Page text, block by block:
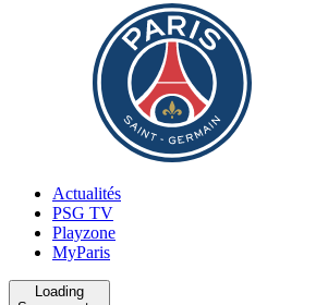
Actualités
PSG TV
Playzone
MyParis
Loading